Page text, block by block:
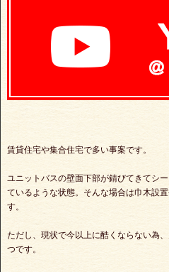
賃貸住宅や集合住宅で多い事案です。
ユニットバスの壁面下部が錆びてきてシ
ているような状態。そんな場合は巾木設
す。
ただし、現状で今以上に酷くならない為
つです。